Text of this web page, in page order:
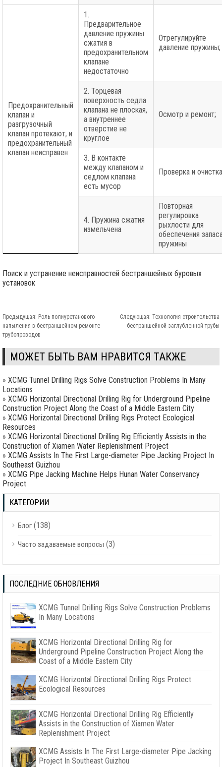
Предохранительный
клапан и
разгрузочный
клапан протекают, и
предохранительный
клапан неисправен
1.
Предварительное
давление пружины
сжатия в
предохранительном
клапане
недостаточно
Отрегулируйте
давление пружины;
2. Торцевая
поверхность седла
клапана не плоская,
а внутреннее
отверстие не
круглое
Осмотр и ремонт;
3. В контакте
между клапаном и
седлом клапана
есть мусор
Проверка и
4. Пружина сжатия
измельчена
Повторная
регулировка
рыхлости для
обеспечения
пружины
Поиск и устранение неисправностей бестраншейных буровых
установок
Предыдущая: Роль полиуретанового
напыления в бестраншейном ремонте
трубопроводов
Следующая: Технология строительства
бестраншейной заглубленной трубы
МОЖЕТ БЫТЬ ВАМ НРАВИТСЯ ТАКЖЕ
» XCMG Tunnel Drilling Rigs Solve Construction Problems In Many
Locations
» XCMG Horizontal Directional Drilling Rig for Underground Pipeline
Construction Project Along the Coast of a Middle Eastern City
» XCMG Horizontal Directional Drilling Rigs Protect Ecological
Resources
» XCMG Horizontal Directional Drilling Rig Efficiently Assists in the
Construction of Xiamen Water Replenishment Project
» XCMG Assists In The First Large-diameter Pipe Jacking Project In
Southeast Guizhou
» XCMG Pipe Jacking Machine Helps Hunan Water Conservancy
Project
КАТЕГОРИИ
Блог (138)
Часто задаваемые вопросы (3)
ПОСЛЕДНИЕ ОБНОВЛЕНИЯ
XCMG Tunnel Drilling Rigs Solve Construction Problems
In Many Locations
XCMG Horizontal Directional Drilling Rig for
Underground Pipeline Construction Project Along the
Coast of a Middle Eastern City
XCMG Horizontal Directional Drilling Rigs Protect
Ecological Resources
XCMG Horizontal Directional Drilling Rig Efficiently
Assists in the Construction of Xiamen Water
Replenishment Project
XCMG Assists In The First Large-diameter Pipe Jacking
Project In Southeast Guizhou